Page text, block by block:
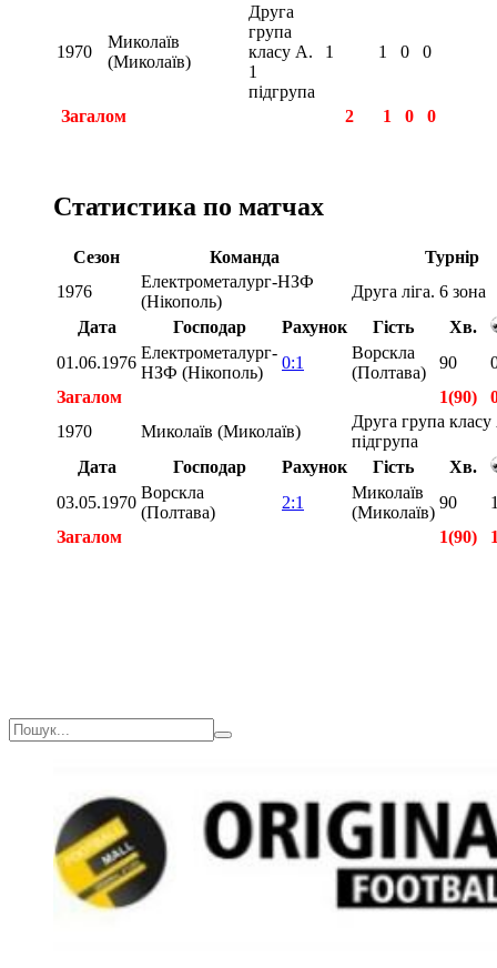
1970
Миколаїв
(Миколаїв)
Друга
група
класу А.
1
підгрупа
1 1 0 0
Загалом 2 1 0 0
Статистика по матчах
Сезон Команда
Турнір
1976
Електрометалург-НЗФ
(Нікополь)
Друга ліга. 6 зона
Дата
Господар Рахунок Гість
Хв.
01.06.1976
Електрометалург-
НЗФ (Нікополь)
0:1
Ворскла
(Полтава)
90
Загалом
1(90)
1970
Миколаїв (Миколаїв)
Друга група
підгрупа
Дата
Господар Рахунок Гість
Хв.
03.05.1970
Ворскла
(Полтава)
2:1
Миколаїв
(Миколаїв)
90
Загалом
1(90)